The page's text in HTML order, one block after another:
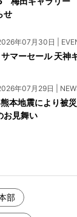
一枚板買い取りに
せ
年07月30日 |
マーセール 天神
年07月29日 |
本地震により被
お見舞い
部